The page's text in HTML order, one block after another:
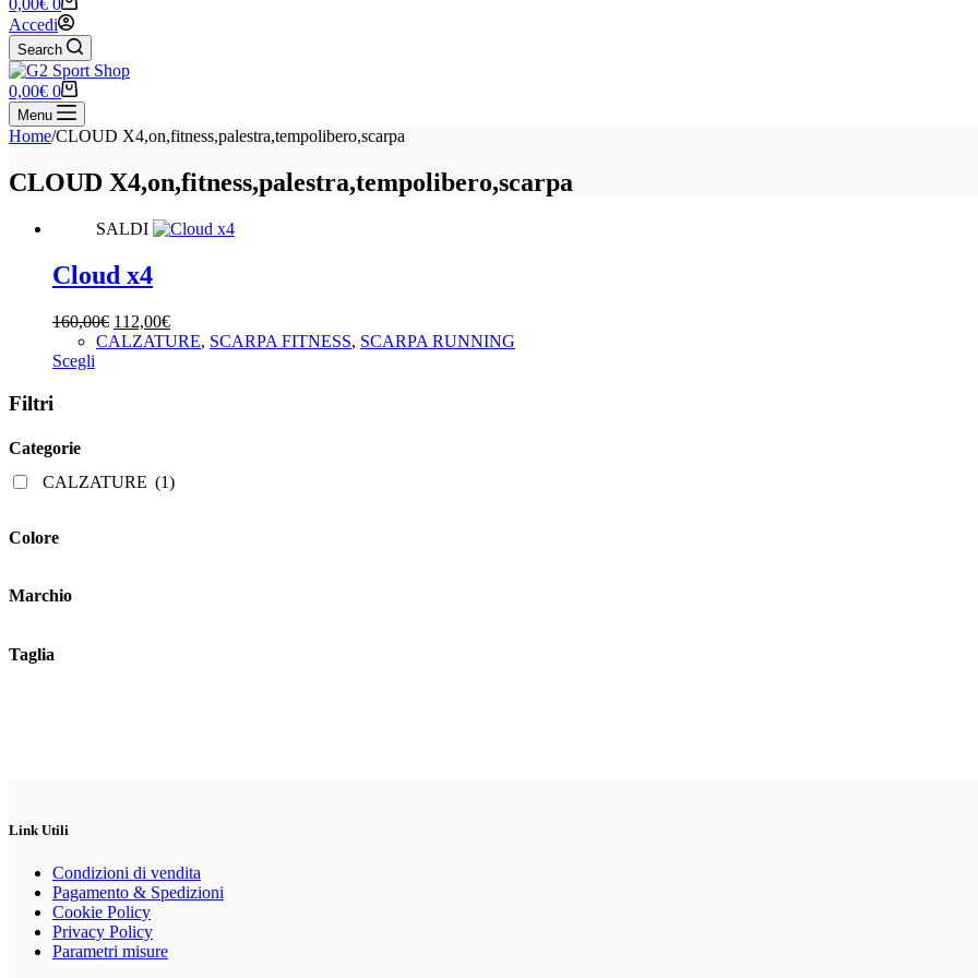
0,00€ 0
Accedi
Search
Carrello
0,00€ 0
Menu
Home/CLOUD X4,on,fitness,palestra,tempolibero,scarpa
CLOUD X4,on,fitness,palestra,tempolibero,scarpa
SALDI
Cloud x4
160,00€ Il
prezzo
112,00€Il
prezzo
CALZATURE, SCARPA FITNESS, SCARPA RUNNING
Scegli
opzioni
Filtri
Categorie
CALZATURE (1)
Colore
Marchio
Taglia
Link Utili
Condizioni di vendita
Pagamento & Spedizioni
Cookie Policy
Privacy Policy
Parametri misure